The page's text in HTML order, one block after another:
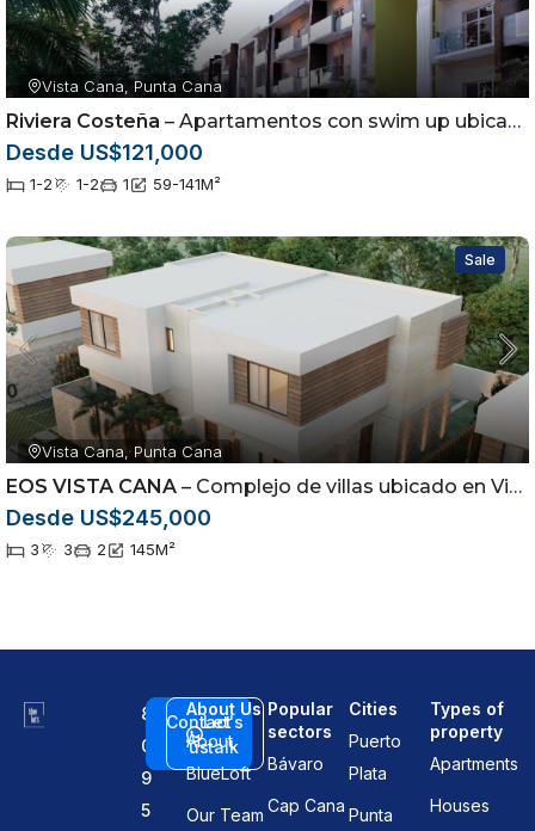
Vista Cana, Punta Cana
Riviera Costeña – Apartamentos con swim up ubicados en Vista Cana, Punta Cana
Desde US$121,000
1-2 1-2 1 59-141M²
Sale
Vista Cana, Punta Cana
EOS VISTA CANA – Complejo de villas ubicado en Vista Cana, Punta Cana
Desde US$245,000
3 3 2 145M²
8
0
9
5
Contact
us
Let's
talk
About Us
About
BlueLoft
Our Team
Popular
sectors
Bávaro
Cap Cana
Cities
Puerto
Plata
Punta
Types of
property
Apartments
Houses